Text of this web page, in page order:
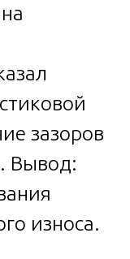
зазоров
Вывод:
износа.